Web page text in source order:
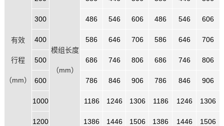
有效
行程
（mm）
模组长度
（mm）
300 486 546 606 486 546 606
400 586 646 706 586 646 706
500 686 746 806 686 746 806
600 786 846 906 786 846 906
1000 1186 1246 1306 1186 1246 1306
1200 1386 1446 1506 1386 1446 1506